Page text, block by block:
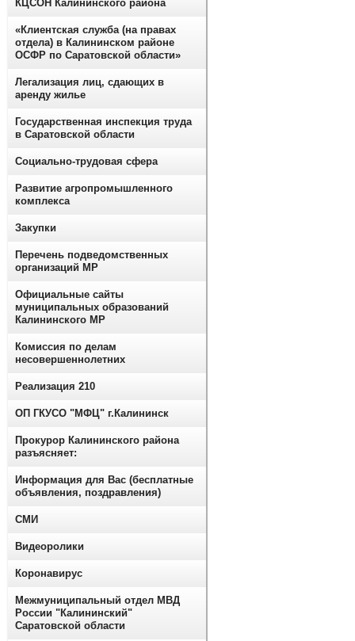
КЦСОН Калининского района
«Клиентская служба (на правах
отдела) в Калининском районе
ОСФР по Саратовской области»
Легализация лиц, сдающих в
аренду жилье
Государственная инспекция труда
в Саратовской области
Социально-трудовая сфера
Развитие агропромышленного
комплекса
Закупки
Перечень подведомственных
организаций МР
Официальные сайты
муниципальных образований
Калининского МР
Комиссия по делам
несовершеннолетних
Реализация 210
ОП ГКУСО "МФЦ" г.Калининск
Прокурор Калининского района
разъясняет:
Информация для Вас (бесплатные
объявления, поздравления)
СМИ
Видеоролики
Коронавирус
Межмуниципальный отдел МВД
России "Калининский"
Саратовской области